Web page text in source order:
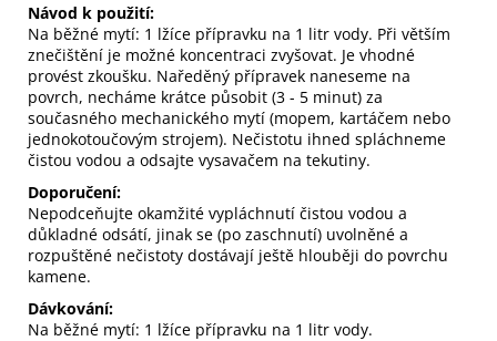
Návod k použití:
Na běžné mytí: 1 lžíce přípravku na 1 litr vody. Při větším
znečištění je možné koncentraci zvyšovat. Je vhodné
provést zkoušku. Naředěný přípravek naneseme na
povrch, necháme krátce působit (3 - 5 minut) za
současného mechanického mytí (mopem, kartáčem nebo
jednokotoučovým strojem). Nečistotu ihned spláchneme
čistou vodou a odsajte vysavačem na tekutiny.
Doporučení:
Nepodceňujte okamžité vypláchnutí čistou vodou a
důkladné odsátí, jinak se (po zaschnutí) uvolněné a
rozpuštěné nečistoty dostávají ještě hlouběji do povrchu
kamene.
Dávkování:
Na běžné mytí: 1 lžíce přípravku na 1 litr vody.